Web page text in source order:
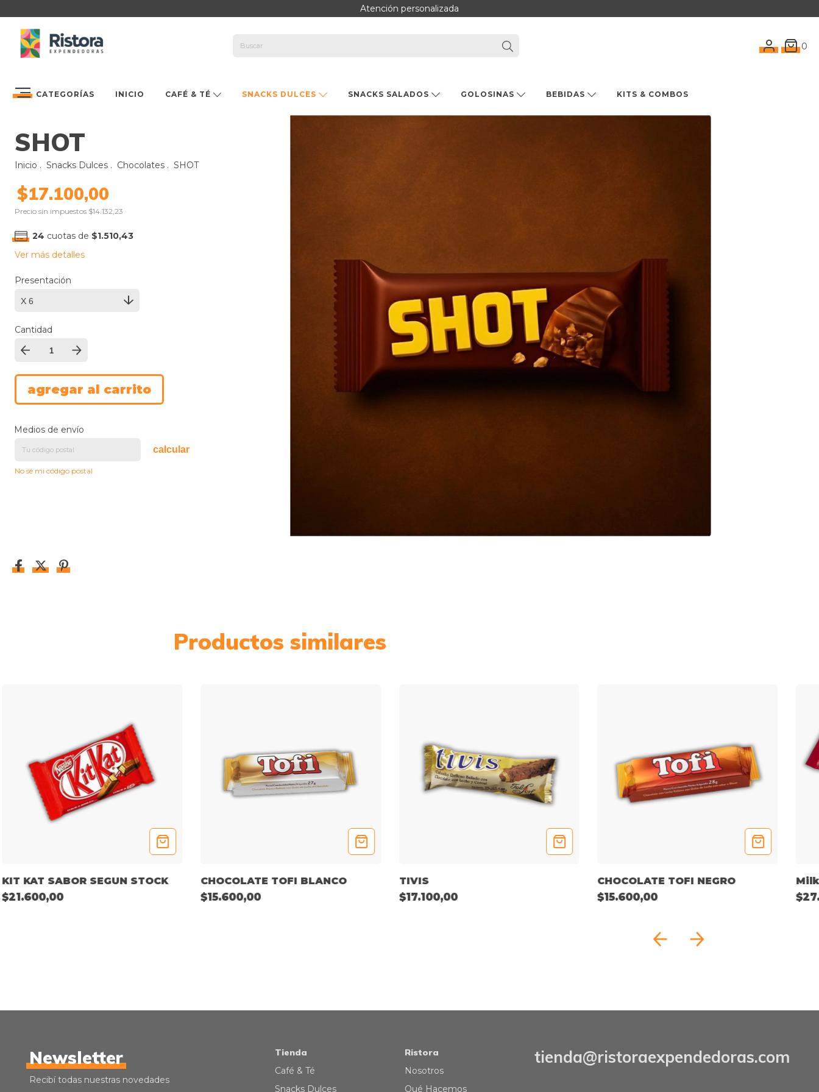
Atención personalizada
0
CATEGORÍAS INICIO CAFÉ & TÉ SNACKS DULCES SNACKS SALADOS GOLOSINAS BEBIDAS KITS & COMBOS
SHOT
Inicio . Snacks Dulces . Chocolates . SHOT
$17.100,00
Precio sin impuestos $14.132,23
24 cuotas de $1.510,43
Ver más detalles
Presentación
Cantidad
Medios de envío
calcular
No sé mi código postal
Productos similares
KIT KAT SABOR SEGUN STOCK
$21.600,00
CHOCOLATE TOFI BLANCO
$15.600,00
TIVIS
$17.100,00
CHOCOLATE TOFI NEGRO
$15.600,00
Newsletter
Recibí todas nuestras novedades
Tienda
Café & Té
Snacks Dulces
Ristora
Nosotros
Qué Hacemos
tienda@ristoraexpendedoras.com